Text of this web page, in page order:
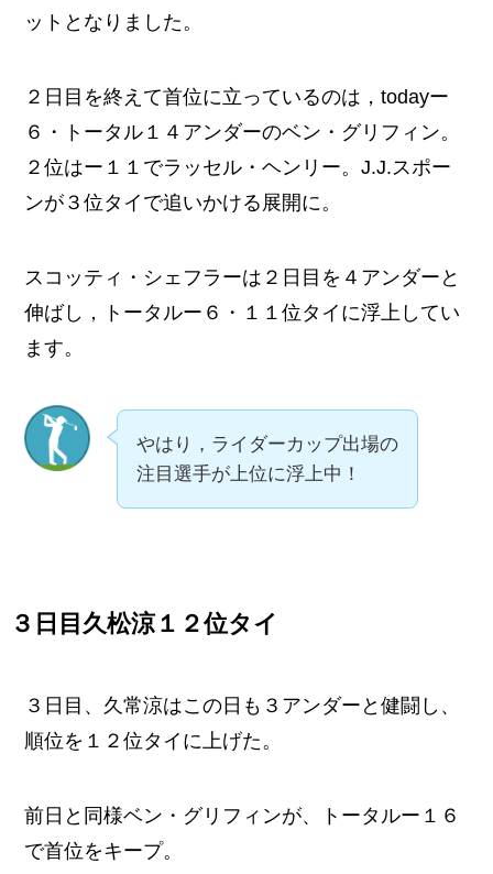
ットとなりました。
２日目を終えて首位に立っているのは，todayー
６・トータル１４アンダーのベン・グリフィン。
２位はー１１でラッセル・ヘンリー。J.J.スポー
ンが３位タイで追いかける展開に。
スコッティ・シェフラーは２日目を４アンダーと
伸ばし，トータルー６・１１位タイに浮上してい
ます。
やはり，ライダーカップ出場の
注目選手が上位に浮上中！
３日目久松涼１２位タイ
３日目、久常涼はこの日も３アンダーと健闘し、
順位を１２位タイに上げた。
前日と同様ベン・グリフィンが、トータルー１６
で首位をキープ。